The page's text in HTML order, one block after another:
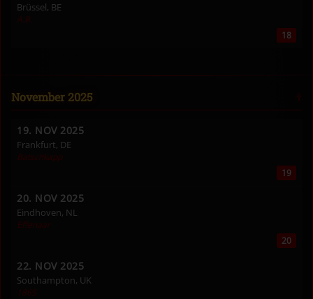
Brüssel, BE
A.B.
18
November 2025
19. NOV 2025
Frankfurt, DE
Batschkapp
19
20. NOV 2025
Eindhoven, NL
Effenaar
20
22. NOV 2025
Southampton, UK
1865